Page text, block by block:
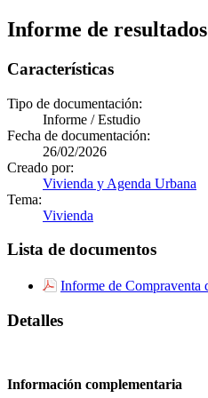
Informe de
Características
Tipo de documentación:
Informe / Estudio
Fecha de documentación:
26/02/2026
Creado por:
Vivienda y Agenda Urbana
Tema:
Vivienda
Lista de documentos
Informe de Compraventa
Detalles
Información complementaria